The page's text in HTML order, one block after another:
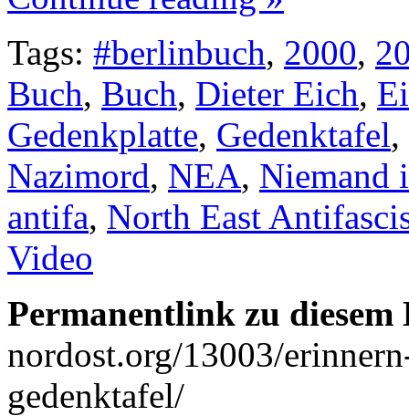
Tags: #berlinbuch, 2000,
Buch, Buch, Dieter Eich,
Gedenkplatte, Gedenktafel,
Nazimord, NEA, Niemand
antifa, North East
Video
Permanentlink zu
nordost.org/13003/
gedenktafel/